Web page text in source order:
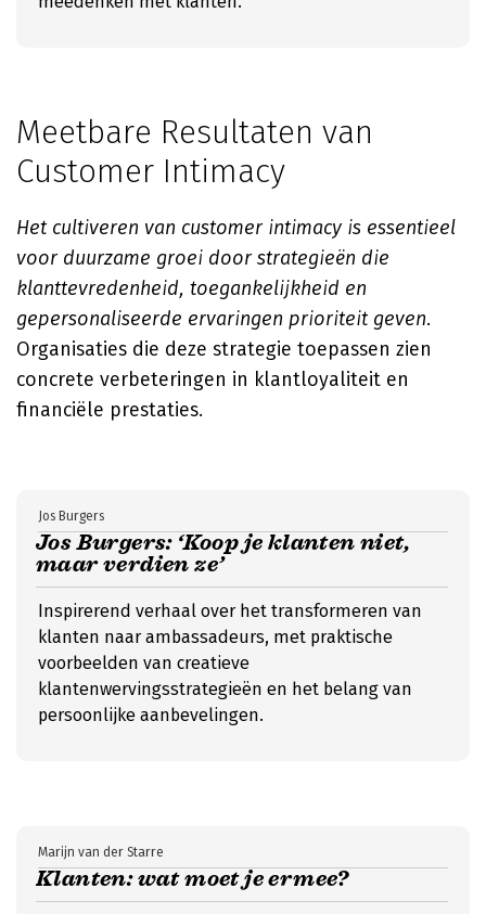
Meetbare Resultaten van
Customer Intimacy
Het cultiveren van customer intimacy is essentieel
voor duurzame groei door strategieën die
klanttevredenheid, toegankelijkheid en
gepersonaliseerde ervaringen prioriteit geven.
Organisaties die deze strategie toepassen zien
concrete verbeteringen in klantloyaliteit en
financiële prestaties.
Jos Burgers: ‘Koop je klanten niet,
maar verdien ze’
Jos Burgers
Inspirerend verhaal over het transformeren van
klanten naar ambassadeurs, met praktische
voorbeelden van creatieve
klantenwervingsstrategieën en het belang van
persoonlijke aanbevelingen.
Klanten: wat moet je ermee?
Marijn van der Starre